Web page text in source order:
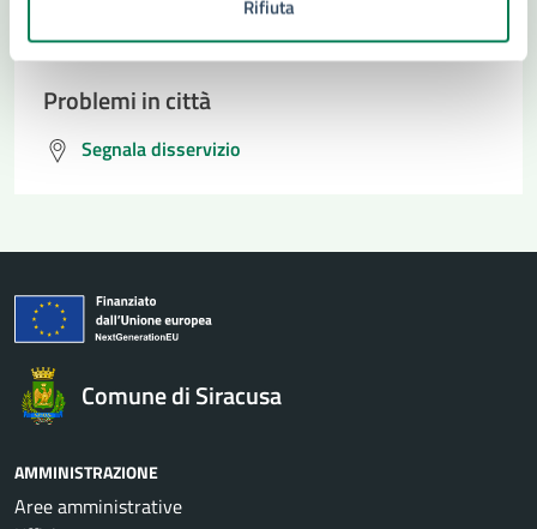
Rifiuta
Prenota appuntamento
Problemi in città
Segnala disservizio
Comune di Siracusa
AMMINISTRAZIONE
Aree amministrative